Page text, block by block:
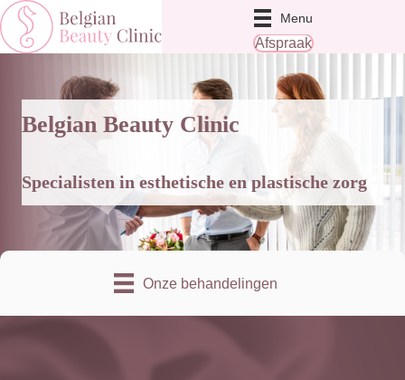
Menu
Afspraak
Belgian Beauty Clinic
Specialisten in esthetische en plastische zorg
Onze behandelingen